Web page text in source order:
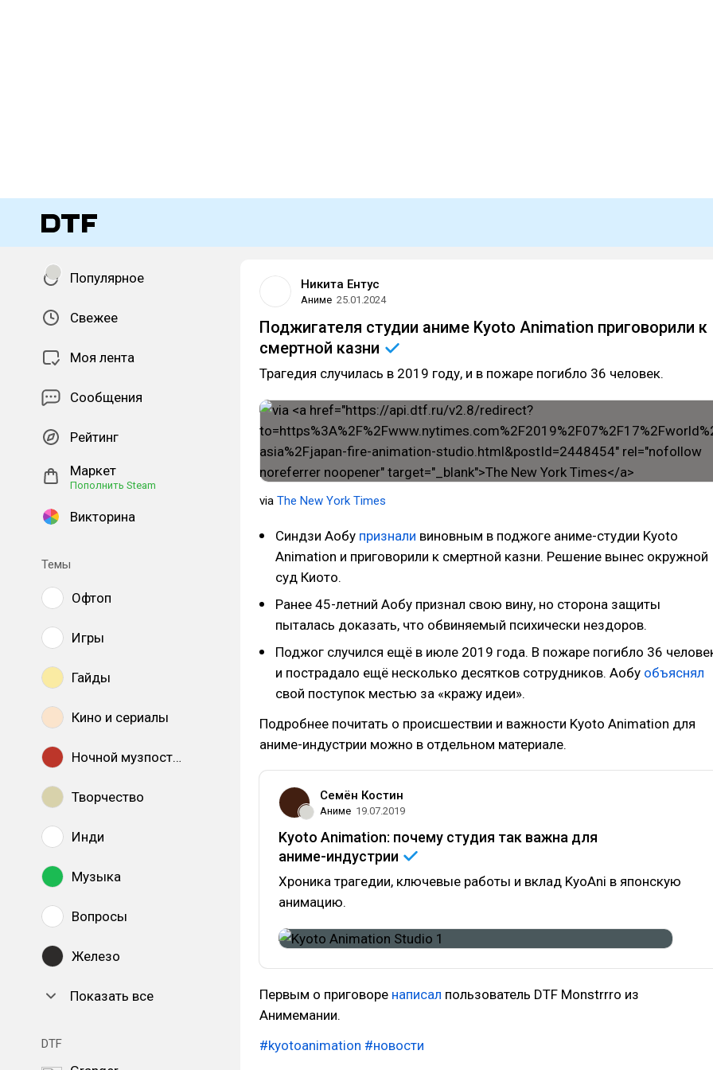
Популярное
Свежее
Моя лента
Сообщения
Рейтинг
Маркет
Пополнить Steam
Викторина
Темы
Офтоп
Игры
Гайды
Кино и сериалы
Ночной музпостинг
Творчество
Инди
Музыка
Вопросы
Железо
Показать все
DTF
Никита Ентус
Аниме 25.01.2024
Поджигателя студии аниме Kyoto Animation приговорили к
смертной казни
Трагедия случилась в 2019 году, и в пожаре погибло 36 человек.
via The New York Times
Синдзи Аобу признали виновным в поджоге аниме-студии Kyoto
Animation и приговорили к смертной казни. Решение вынес окружной
суд Киото.
Ранее 45-летний Аобу признал свою вину, но сторона защиты
пыталась доказать, что обвиняемый психически нездоров.
Поджог случился ещё в июле 2019 года. В пожаре погибло 36
и пострадало ещё несколько десятков сотрудников. Аобу объяснял
свой поступок местью за «кражу идеи».
Подробнее почитать о происшествии и важности Kyoto Animation для
аниме-индустрии можно в отдельном материале.
Семён Костин
Аниме 19.07.2019
Kyoto Animation: почему студия так важна для
аниме-индустрии
Хроника трагедии, ключевые работы и вклад KyoAni в японскую
анимацию.
Первым о приговоре написал пользователь DTF Monstrrro из
Анимемании.
#kyotoanimation #новости